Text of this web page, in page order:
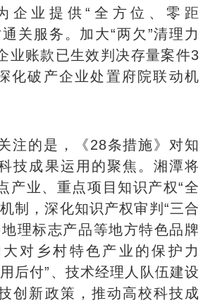
企业提供“全方位、零距
通关服务。加大“两欠”清理力
业账款已生效判决存量案件3
化破产企业处置府院联动机
注的是，《28条措施》对知
技成果运用的聚焦。湘潭将
产业、重点项目知识产权“全
制，深化知识产权审判“三合
理标志产品等地方特色品牌
对乡村特色产业的保护力
后付”、技术经理人队伍建设
创新政策，推动高校科技成